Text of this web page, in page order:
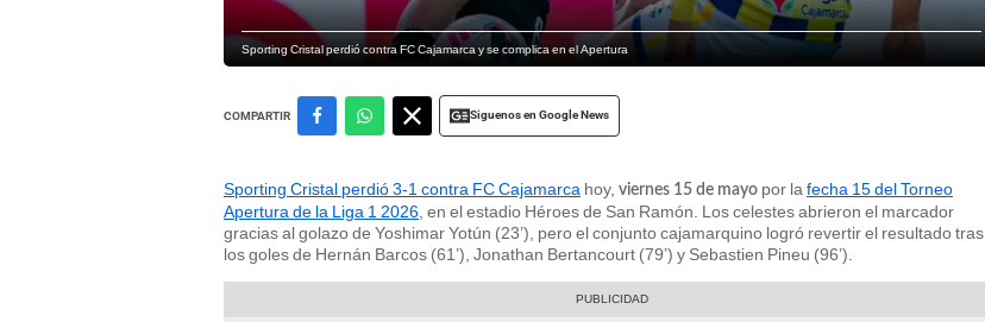
Sporting Cristal perdió contra FC Cajamarca y se complica en el Apertura
COMPARTIR Siguenos en Google News
Sporting Cristal perdió 3-1 contra FC Cajamarca hoy, viernes 15 de mayo por la fecha 15 del Torneo
Apertura de la Liga 1 2026 , en el estadio Héroes de San Ramón. Los celestes abrieron el marcador
gracias al golazo de Yoshimar Yotún (23’), pero el conjunto cajamarquino logró revertir el resultado tras
los goles de Hernán Barcos (61’), Jonathan Bertancourt (79’) y Sebastien Pineu (96’).